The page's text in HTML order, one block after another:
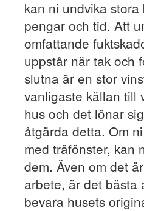
kan ni undvika stora
pengar och tid. Att
omfattande
uppstår när tak och
slutna är en stor
vanligaste källan till
hus och det lönar
åtgärda detta. Om
med träfönster, kan
dem. Även om det
arbete, är det bästa
bevara husets